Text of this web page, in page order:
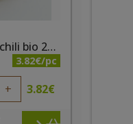
Tartinade paprika chili bio 200ml
3.82€/pc
+ 3.82€